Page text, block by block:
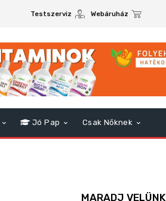
Testszerviz Webáruház
Jó Pap Csak Nőknek
MARADJ VELÜNK